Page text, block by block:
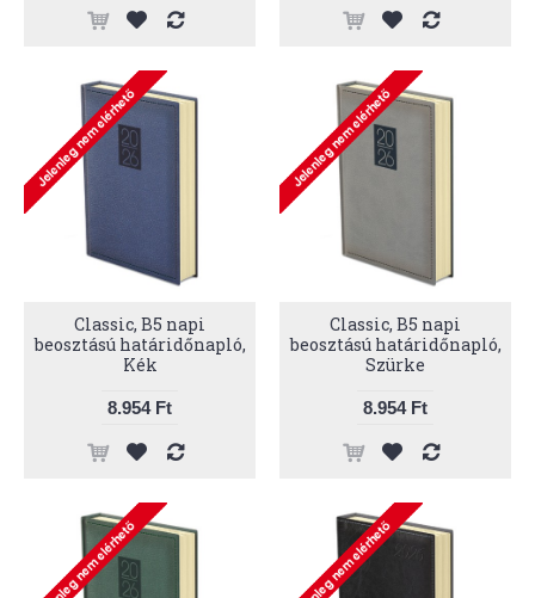
Classic, B5 napi
beosztású határidőnapló,
Kék
8.954 Ft
Classic, B5 napi
beosztású határidőnapló,
Szürke
8.954 Ft